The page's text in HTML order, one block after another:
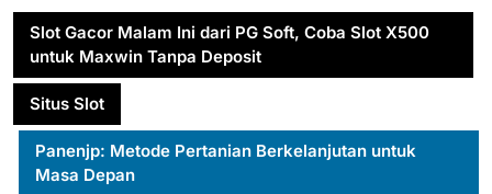
Slot Gacor Malam Ini dari PG Soft, Coba Slot X500
untuk Maxwin Tanpa Deposit
Situs Slot
Panenjp: Metode Pertanian Berkelanjutan untuk
Masa Depan